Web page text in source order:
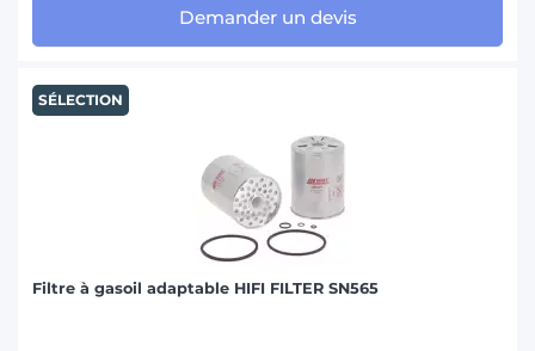
Demander un devis
SÉLECTION
Filtre à gasoil adaptable HIFI FILTER SN565